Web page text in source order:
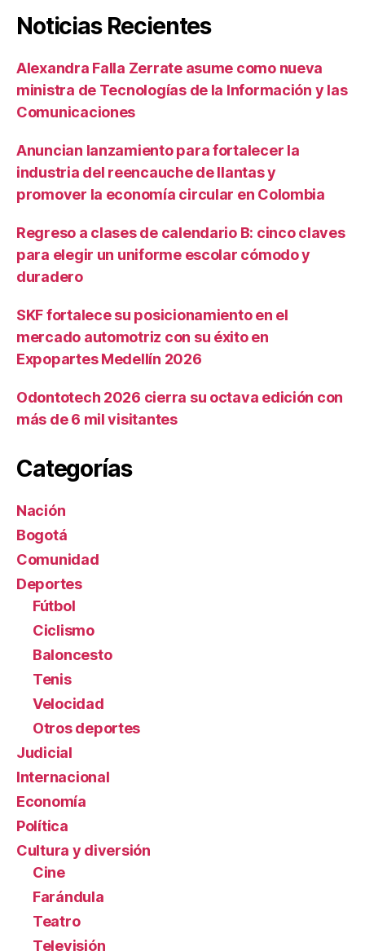
Noticias Recientes
Alexandra Falla Zerrate asume como nueva
ministra de Tecnologías de la Información y las
Comunicaciones
Anuncian lanzamiento para fortalecer la
industria del reencauche de llantas y
promover la economía circular en Colombia
Regreso a clases de calendario B: cinco claves
para elegir un uniforme escolar cómodo y
duradero
SKF fortalece su posicionamiento en el
mercado automotriz con su éxito en
Expopartes Medellín 2026
Odontotech 2026 cierra su octava edición con
más de 6 mil visitantes
Categorías
Nación
Bogotá
Comunidad
Deportes
Fútbol
Ciclismo
Baloncesto
Tenis
Velocidad
Otros deportes
Judicial
Internacional
Economía
Política
Cultura y diversión
Cine
Farándula
Teatro
Televisión